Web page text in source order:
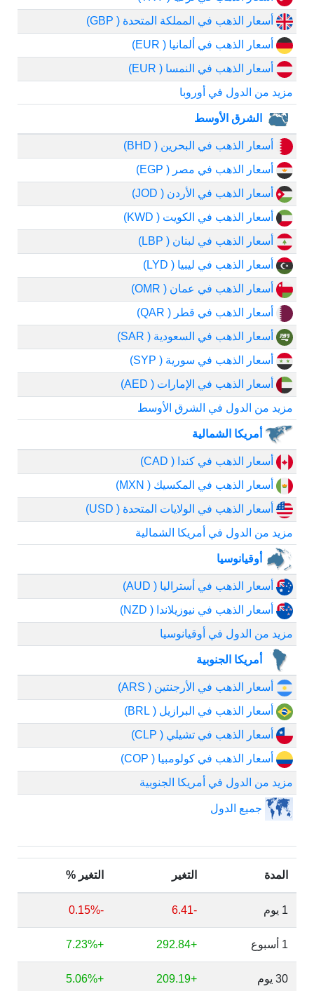
أسعار الذهب في المملكة المتحدة ( GBP)
أسعار الذهب في ألمانيا ( EUR)
أسعار الذهب في النمسا ( EUR)
مزيد من الدول في أوروبا
الشرق الأوسط
أسعار الذهب في البحرين ( BHD)
أسعار الذهب في مصر ( EGP)
أسعار الذهب في الأردن ( JOD)
أسعار الذهب في الكويت ( KWD)
أسعار الذهب في لبنان ( LBP)
أسعار الذهب في ليبيا ( LYD)
أسعار الذهب في عمان ( OMR)
أسعار الذهب في قطر ( QAR)
أسعار الذهب في السعودية ( SAR)
أسعار الذهب في سورية ( SYP)
أسعار الذهب في الإمارات ( AED)
مزيد من الدول في الشرق الأوسط
أمريكا الشمالية
أسعار الذهب في كندا ( CAD)
أسعار الذهب في المكسيك ( MXN)
أسعار الذهب في الولايات المتحدة ( USD)
مزيد من الدول في أمريكا الشمالية
أوقيانوسيا
أسعار الذهب في أستراليا ( AUD)
أسعار الذهب في نيوزيلاندا ( NZD)
مزيد من الدول في أوقيانوسيا
أمريكا الجنوبية
أسعار الذهب في الأرجنتين ( ARS)
أسعار الذهب في البرازيل ( BRL)
أسعار الذهب في تشيلي ( CLP)
أسعار الذهب في كولومبيا ( COP)
مزيد من الدول في أمريكا الجنوبية
جميع الدول
المدة التغير التغير %
1 يوم -6.41
-0.15%
1 أسبوع +292.84
+7.23%
30 يوم +209.19
+5.06%